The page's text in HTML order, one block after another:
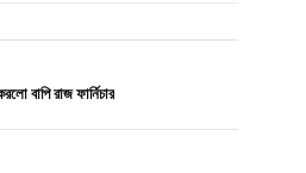
বাপি রাজ ফার্নিচার